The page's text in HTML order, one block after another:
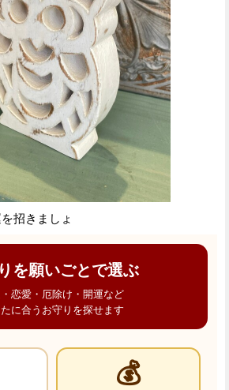
招きましょ
を願いごとで選ぶ
恋愛・厄除け・開運など
に合うお守りを探せます
💰